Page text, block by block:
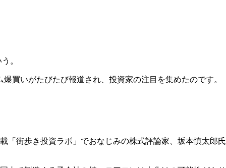
。
買いがたびたび報道され、投資家の注目を集めたのです。
「街歩き投資ラボ」でおなじみの株式評論家、坂本慎太郎氏